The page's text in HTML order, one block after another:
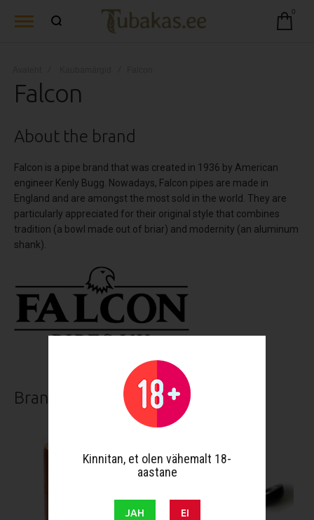
0
Falcon
About the brand
Falcon is a pipe brand that was created in 1936 by American
engineer Kenly Bugg. Nowadays, Falcon pipes are made in
England and are amongst the most sold in the world. They are
particularly appreciated for their original style that combines
tradition (a bowl made out of briar) and modernity (an aluminum
shank).
Brand products
Kinnitan, et olen vähemalt 18-
aastane
JAH EI